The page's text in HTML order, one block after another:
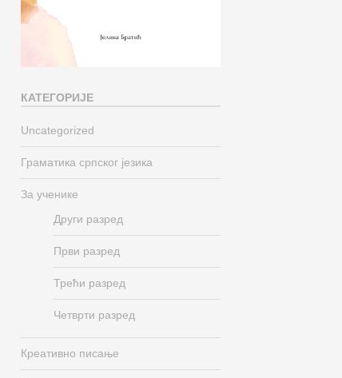
КАТЕГОРИЈЕ
Uncategorized
Граматика српског језика
За ученике
Други разред
Први разред
Трећи разред
Четврти разред
Креативно писање